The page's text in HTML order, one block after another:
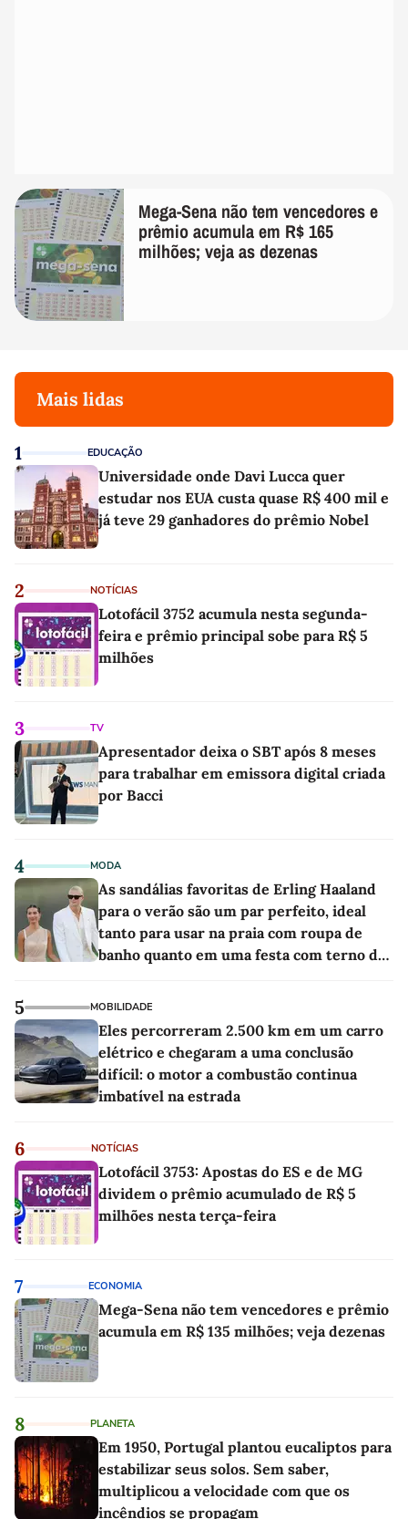
Mega-Sena não tem vencedores e
prêmio acumula em R$ 165
milhões; veja as dezenas
Mais lidas
1 EDUCAÇÃO
Universidade onde Davi Lucca quer
estudar nos EUA custa quase R$ 400 mil e
já teve 29 ganhadores do prêmio Nobel
2 NOTÍCIAS
Lotofácil 3752 acumula nesta segunda-
feira e prêmio principal sobe para R$ 5
milhões
3 TV
Apresentador deixa o SBT após 8 meses
para trabalhar em emissora digital criada
por Bacci
4 MODA
As sandálias favoritas de Erling Haaland
para o verão são um par perfeito, ideal
tanto para usar na praia com roupa de
banho quanto em uma festa com terno de
5 MOBILIDADE
Eles percorreram 2.500 km em um carro
elétrico e chegaram a uma conclusão
difícil: o motor a combustão continua
imbatível na estrada
6 NOTÍCIAS
Lotofácil 3753: Apostas do ES e de MG
dividem o prêmio acumulado de R$ 5
milhões nesta terça-feira
7 ECONOMIA
Mega-Sena não tem vencedores e prêmio
acumula em R$ 135 milhões; veja dezenas
8 PLANETA
Em 1950, Portugal plantou eucaliptos para
estabilizar seus solos. Sem saber,
multiplicou a velocidade com que os
incêndios se propagam